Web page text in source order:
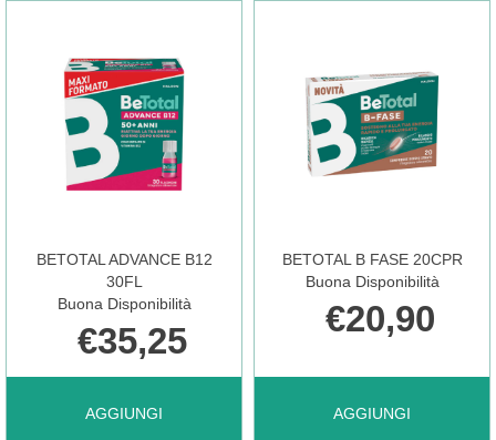
15FL AL
CARRELLO
BETOTAL ADVANCE B12
30FL
Buona Disponibilità
€35,25
AGGIUNGI
AGGIUNGI BETOTAL
BETOTAL B FASE 20CPR
Buona Disponibilità
€20,90
AGGIUNGI
AGGIUNGI BETOTAL